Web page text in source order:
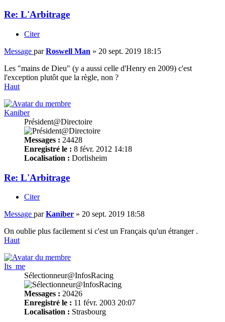
Re: L'Arbitrage
Citer
Message parRoswell Man » 20 sept. 2019 18:15
Les "mains de Dieu" (y a aussi celle d'Henry en 2009) c'est
l'exception plutôt que la règle, non ?
Haut
Kaniber
Président@Directoire
Messages : 24428
Enregistré le : 8 févr. 2012 14:18
Localisation : Dorlisheim
Re: L'Arbitrage
Citer
Message parKaniber » 20 sept. 2019 18:58
On oublie plus facilement si c'est un Français qu'un étranger .
Haut
Its_me
Sélectionneur@InfosRacing
Messages : 20426
Enregistré le : 11 févr. 2003 20:07
Localisation : Strasbourg